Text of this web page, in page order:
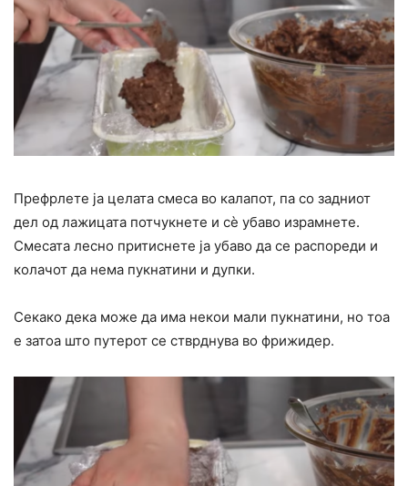
Префрлете ја целата смеса во калапот, па со задниот
дел од лажицата потчукнете и сè убаво израмнете.
Смесата лесно притиснете ја убаво да се распореди и
колачот да нема пукнатини и дупки.
Секако дека може да има некои мали пукнатини, но тоа
е затоа што путерот се стврднува во фрижидер.